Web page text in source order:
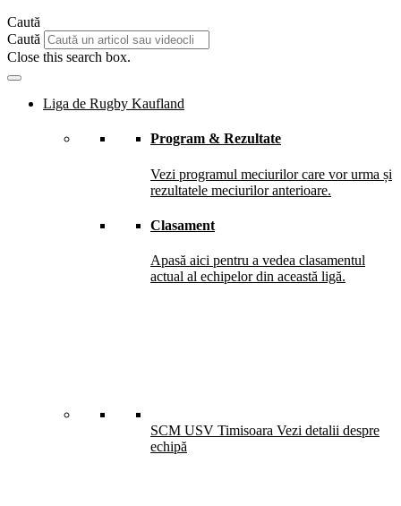
Caută
Caută
Close this search box.
Liga de Rugby Kaufland
Program & Rezultate
Vezi programul meciurilor care vor urma și
rezultatele meciurilor anterioare.
Clasament
Apasă aici pentru a vedea clasamentul
actual al echipelor din această ligă.
SCM USV Timisoara Vezi detalii despre
echipă